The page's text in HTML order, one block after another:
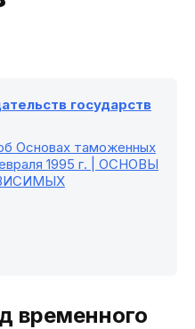
государств
Основах таможенных
1995 г. | ОСНОВЫ
временного